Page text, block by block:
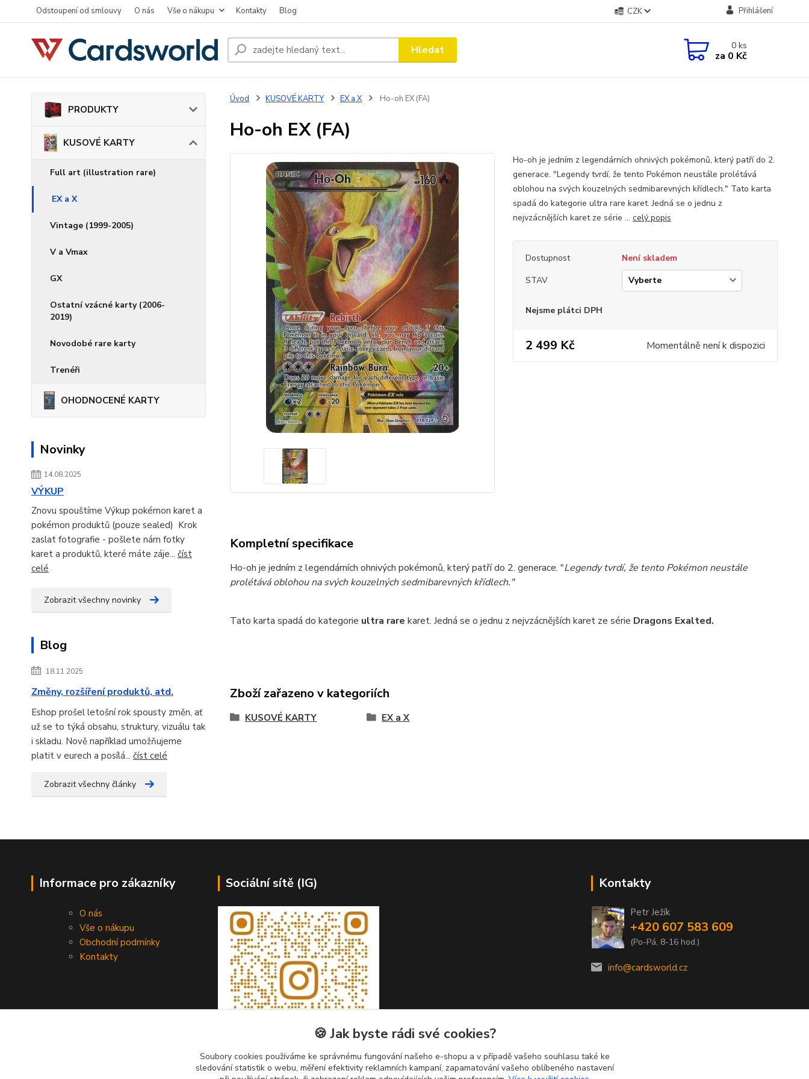
Odstoupení od smlouvy O nás Vše o nákupu Kontakty Blog CZK Přihlášení
Hledat 0ks
za 0 Kč
PRODUKTY
KUSOVÉ KARTY
Full art (illustration rare)
EX a X
Vintage (1999-2005)
V a Vmax
GX
Ostatní vzácné karty (2006-
2019)
Novodobé rare karty
Trenéři
OHODNOCENÉ KARTY
Novinky
14.08.2025
VÝKUP
Znovu spouštíme Výkup pokémon karet a
pokémon produktů (pouze sealed) Krok
zaslat fotografie - pošlete nám fotky
karet a produktů, které máte záje... číst
celé
Zobrazit všechny novinky
Blog
18.11.2025
Změny, rozšíření produktů, atd.
Eshop prošel letošní rok spousty změn, ať
už se to týká obsahu, struktury, vizuálu tak
i skladu. Nově například umožňujeme
platit v eurech a posílá... číst celé
Zobrazit všechny články
Úvod KUSOVÉ KARTY EX a X Ho-oh EX (FA)
Ho-oh EX (FA)
Ho-oh je jedním z legendárních ohnivých pokémonů, který patří do 2.
generace. "Legendy tvrdí, že tento Pokémon neustále prolétává
oblohou na svých kouzelných sedmibarevných křídlech." Tato karta
spadá do kategorie ultra rare karet. Jedná se o jednu z
nejvzácnějších karet ze série ... celý popis
Dostupnost
Není skladem
STAV
Nejsme plátci DPH
2 499 Kč Momentálně není k dispozici
Kompletní specifikace
Ho-oh je jedním z legendárních ohnivých pokémonů, který patří do 2. generace. "Legendy tvrdí, že tento Pokémon neustále
prolétává oblohou na svých kouzelných sedmibarevných křídlech."
Tato karta spadá do kategorie ultra rare karet. Jedná se o jednu z nejvzácnějších karet ze série Dragons Exalted.
Zboží zařazeno v kategoriích
KUSOVÉ KARTY EX a X
Informace pro zákazníky
O nás
Vše o nákupu
Obchodní podmínky
Kontakty
Sociální sítě (IG) Kontakty
Petr Ježík
+420 607 583 609
(Po-Pá, 8-16 hod.)
info@cardsworld.cz
🍪 Jak byste rádi své cookies?
Soubory cookies používáme ke správnému fungování našeho e-shopu a v případě vašeho souhlasu také ke
sledování statistik o webu, měření efektivity reklamních kampaní, zapamatování vašeho oblíbeného nastavení